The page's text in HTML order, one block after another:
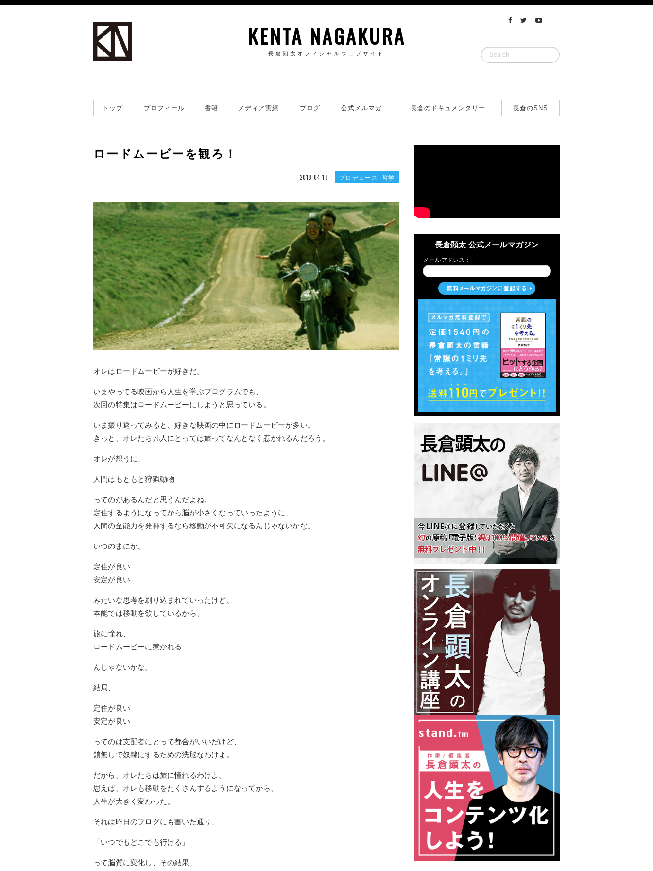
KENTA NAGAKURA
長倉顕太オフィシャルウェブサイト
トップ プロフィール 書籍 メディア実績 ブログ 公式メルマガ 長倉のドキュメンタリー 長倉のSNS
ロードムービーを観ろ！
2018-04-18 プロデュース 哲学
オレはロードムービーが好きだ。
いまやってる映画から人生を学ぶプログラムでも、
次回の特集はロードムービーにしようと思っている。
いま振り返ってみると、好きな映画の中にロードムービーが多い。
きっと、オレたち凡人にとっては旅ってなんとなく惹かれるんだろう。
オレが想うに、
人間はもともと狩猟動物
ってのがあるんだと思うんだよね。
定住するようになってから脳が小さくなっていったように、
人間の全能力を発揮するなら移動が不可欠になるんじゃないかな。
いつのまにか、
定住が良い
安定が良い
みたいな思考を刷り込まれていったけど、
本能では移動を欲しているから、
旅に憧れ、
ロードムービーに惹かれる
んじゃないかな。
結局、
定住が良い
安定が良い
ってのは支配者にとって都合がいいだけど、
鎖無しで奴隷にするための洗脳なわけよ。
だから、オレたちは旅に憧れるわけよ。
思えば、オレも移動をたくさんするようになってから、
人生が大きく変わった。
それは昨日のブログにも書いた通り、
「いつでもどこでも行ける」
って脳質に変化し、その結果、
長倉顕太 公式メールマガジン
メールアドレス：